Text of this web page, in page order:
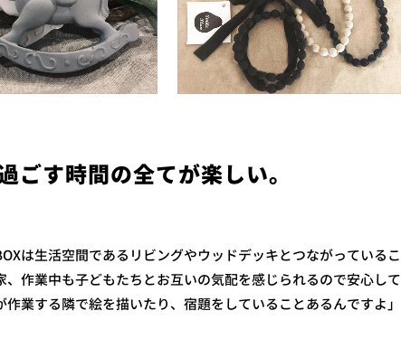
す時間の全てが楽しい。
は生活空間であるリビングやウッドデッキとつながっているこ
作業中も子どもたちとお互いの気配を感じられるので安心して
業する隣で絵を描いたり、宿題をしていることあるんですよ」